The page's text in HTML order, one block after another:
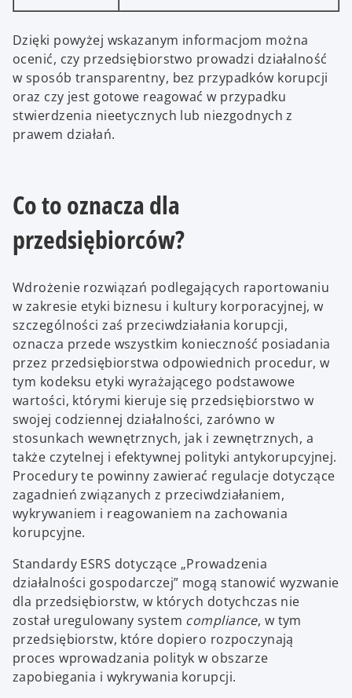
Dzięki powyżej wskazanym informacjom można
ocenić, czy przedsiębiorstwo prowadzi działalność
w sposób transparentny, bez przypadków korupcji
oraz czy jest gotowe reagować w przypadku
stwierdzenia nieetycznych lub niezgodnych z
prawem działań.
Co to oznacza dla
przedsiębiorców?
Wdrożenie rozwiązań podlegających raportowaniu
w zakresie etyki biznesu i kultury korporacyjnej, w
szczególności zaś przeciwdziałania korupcji,
oznacza przede wszystkim konieczność posiadania
przez przedsiębiorstwa odpowiednich procedur, w
tym kodeksu etyki wyrażającego podstawowe
wartości, którymi kieruje się przedsiębiorstwo w
swojej codziennej działalności, zarówno w
stosunkach wewnętrznych, jak i zewnętrznych, a
także czytelnej i efektywnej polityki antykorupcyjnej.
Procedury te powinny zawierać regulacje dotyczące
zagadnień związanych z przeciwdziałaniem,
wykrywaniem i reagowaniem na zachowania
korupcyjne.
Standardy ESRS dotyczące „Prowadzenia
działalności gospodarczej” mogą stanowić wyzwanie
dla przedsiębiorstw, w których dotychczas nie
został uregulowany system compliance, w tym
przedsiębiorstw, które dopiero rozpoczynają
proces wprowadzania polityk w obszarze
zapobiegania i wykrywania korupcji.